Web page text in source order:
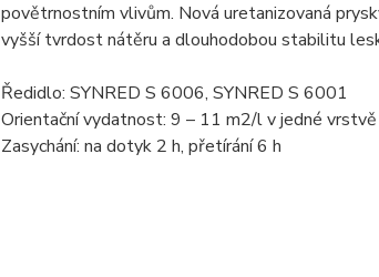
povětrnostním vlivům. Nová uretanizovaná
vyšší tvrdost nátěru a dlouhodobou stabilitu
Ředidlo: SYNRED S 6006, SYNRED S 6001
Orientační vydatnost: 9 – 11 m2/l v jedné vrstvě
Zasychání: na dotyk 2 h, přetírání 6 h